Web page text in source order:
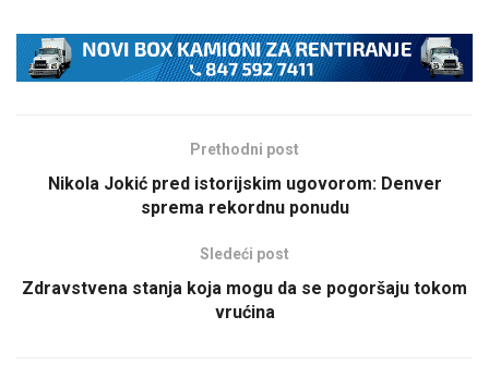
Prethodni post
Nikola Jokić pred istorijskim ugovorom: Denver
sprema rekordnu ponudu
Sledeći post
Zdravstvena stanja koja mogu da se pogoršaju tokom
vrućina